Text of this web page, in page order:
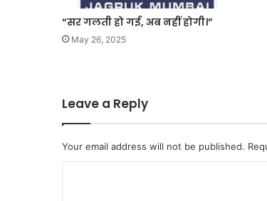
“सर गलती हो गई, अब नहीं होगी।”
May 26, 2025
Leave a Reply
Your email address will not be published.